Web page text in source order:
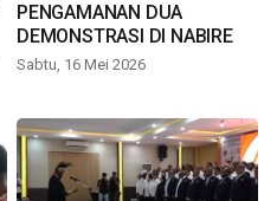
PENGAMANAN DUA
DEMONSTRASI DI NABIRE
Sabtu, 16 Mei 2026